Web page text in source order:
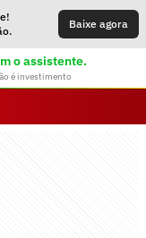
Baixe agora
o assistente.
é investimento